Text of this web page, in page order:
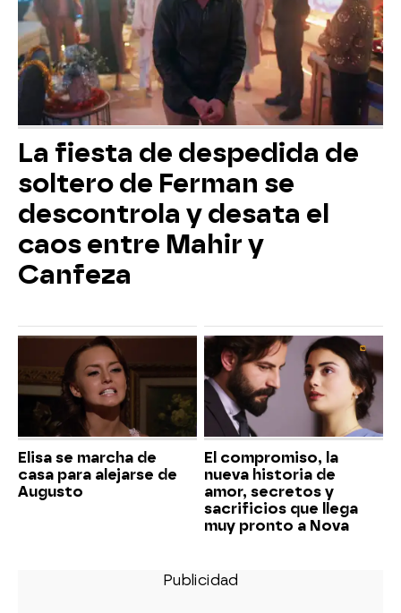
La fiesta de despedida de
soltero de Ferman se
descontrola y desata el
caos entre Mahir y
Canfeza
Elisa se marcha de
casa para alejarse de
Augusto
El compromiso, la
nueva historia de
amor, secretos y
sacrificios que llega
muy pronto a Nova